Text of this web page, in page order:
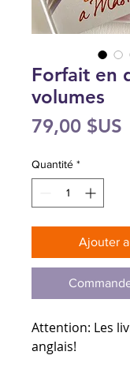
Forfait en
volumes
79,00 $US
Quantité *
Ajouter
Attention: Les
anglais!